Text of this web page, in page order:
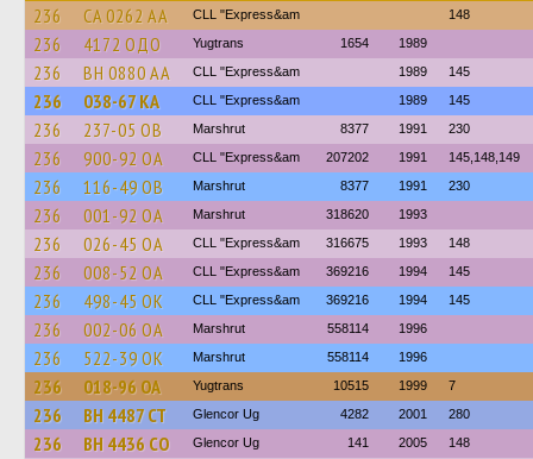
236 CA 0262 AA CLL "Express&am 148
236 4172 ОДО Yugtrans 1654 1989
236 BH 0880 AA CLL "Express&am 1989 145
236 038-67 КА CLL "Express&am 1989 145
236 237-05 ОВ Marshrut 8377 1991 230
236 900-92 ОА CLL "Express&am 207202 1991 145,148,149
236 116-49 ОВ Marshrut 8377 1991 230
236 001-92 ОА Marshrut 318620 1993
236 026-45 ОА CLL "Express&am 316675 1993 148
236 008-52 ОА CLL "Express&am 369216 1994 145
236 498-45 ОК CLL "Express&am 369216 1994 145
236 002-06 ОА Marshrut 558114 1996
236 522-39 ОК Marshrut 558114 1996
236 018-96 ОА Yugtrans 10515 1999 7
236 BH 4487 CT Glencor Ug 4282 2001 280
236 BH 4436 CO Glencor Ug 141 2005 148